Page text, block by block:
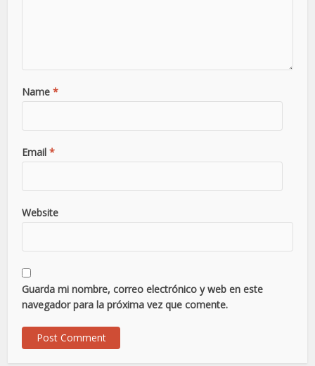
Name *
Email *
Website
Guarda mi nombre, correo electrónico y web en este
navegador para la próxima vez que comente.